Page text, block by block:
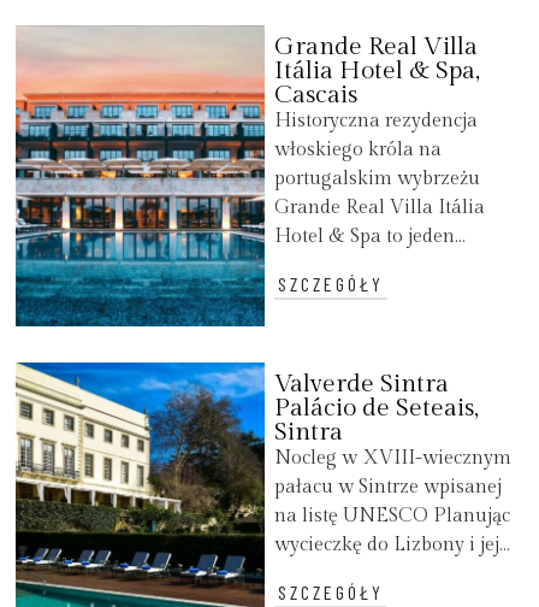
Grande Real Villa
Itália Hotel & Spa,
Cascais
Historyczna rezydencja
włoskiego króla na
portugalskim wybrzeżu
Grande Real Villa Itália
Hotel & Spa to jeden...
SZCZEGÓŁY
Valverde Sintra
Palácio de Seteais,
Sintra
Nocleg w XVIII-wiecznym
pałacu w Sintrze wpisanej
na listę UNESCO Planując
wycieczkę do Lizbony i jej...
SZCZEGÓŁY